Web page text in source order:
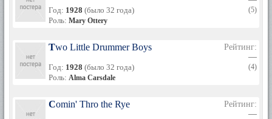
Год: 1928 (было 32 года)
Роль: Mary Ottery
(5)
Two Little Drummer Boys
Год: 1928 (было 32 года)
Роль: Alma Carsdale
Рейтинг:
—
(4)
Comin' Thro the Rye
Рейтинг:
—